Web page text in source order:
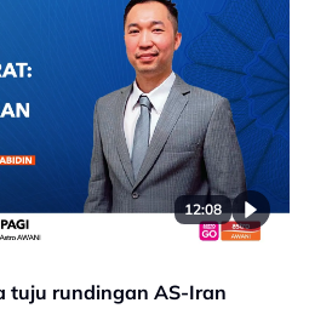
12:08
tuju rundingan AS-Iran